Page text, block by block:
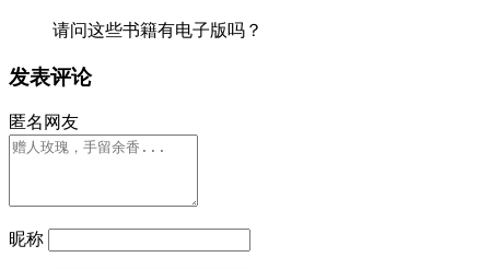
请问这些书籍有电子版吗？
发表评论
匿名网友
昵称